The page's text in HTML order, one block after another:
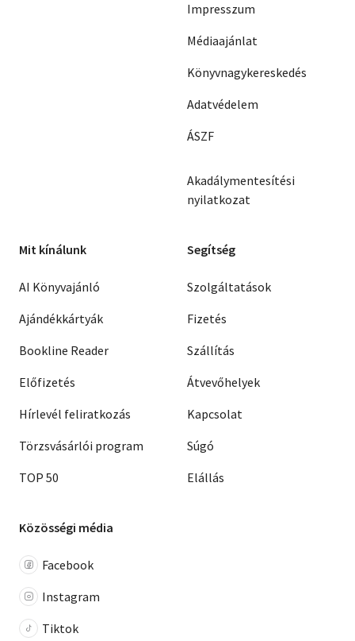
Impresszum
Médiaajánlat
Könyvnagykereskedés
Adatvédelem
ÁSZF
Akadálymentesítési
nyilatkozat
Mit kínálunk
AI Könyvajánló
Ajándékkártyák
Bookline Reader
Előfizetés
Hírlevél feliratkozás
Törzsvásárlói program
TOP 50
Segítség
Szolgáltatások
Fizetés
Szállítás
Átvevőhelyek
Kapcsolat
Súgó
Elállás
Közösségi média
Facebook
Instagram
Tiktok